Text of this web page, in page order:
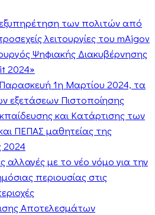
των πολιτών από
λειτουργίες του mAigov
Ψηφιακής Διακυβέρνησης
2024»
1η Μαρτίου 2024, τα
εξετάσεων Πιστοποίησης
και Κατάρτισης των
ΠΕΠΑΣ μαθητείας της
2024
αλλαγές με το νέο νόμο για την
περιουσίας στις
Αποτελεσμάτων